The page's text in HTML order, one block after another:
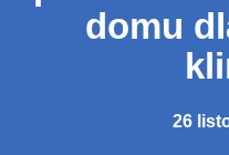
domu
26